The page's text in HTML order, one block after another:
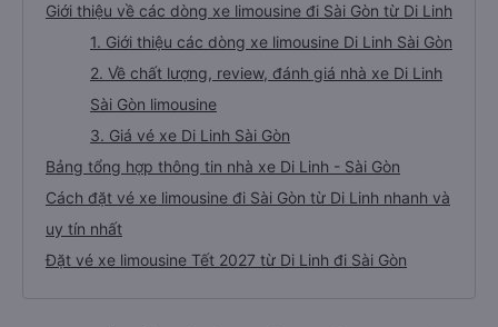
Giới thiệu về các dòng xe limousine đi Sài Gòn từ Di Linh
1. Giới thiệu các dòng xe limousine Di Linh Sài Gòn
2. Về chất lượng, review, đánh giá nhà xe Di Linh
Sài Gòn limousine
3. Giá vé xe Di Linh Sài Gòn
Bảng tổng hợp thông tin nhà xe Di Linh - Sài Gòn
Cách đặt vé xe limousine đi Sài Gòn từ Di Linh nhanh và
uy tín nhất
Đặt vé xe limousine Tết 2027 từ Di Linh đi Sài Gòn